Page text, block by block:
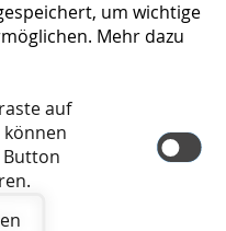
Uhr
|
|
um wichtige
Mehr dazu
auf
können
Button